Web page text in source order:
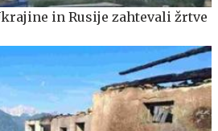
in Rusije zahtevali žrtve